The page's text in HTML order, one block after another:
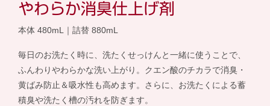
やわらか消臭仕上げ剤
本体 480mL｜詰替 880mL
毎日のお洗たく時に、洗たくせっけんと一緒に使うことで、
ふんわりやわらかな洗い上がり。クエン酸のチカラで消臭・
黄ばみ防止＆吸水性も高めます。さらに、お洗たくによる蓄
積臭や洗たく槽の汚れを防ぎます。